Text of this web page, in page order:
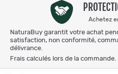
Achetez
NaturaBuy garantit votre achat
satisfaction, non conformité,
délivrance.
Frais calculés lors de la commande.